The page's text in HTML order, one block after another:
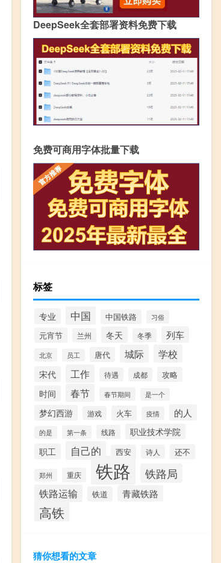
DeepSeek全套部署资料免费下载
免费可商用字体批量下载
标签
专业 中国 中国铁路 习俗
元宵节 兰州 冬天 冬季 列车
北京 员工 唐代 城际 学校
宋代 工作 待遇 成都 攻略
时间 春节 春节期间 是一个
梦幻西游 游戏 火车 疫情 的人
的是 第一条 线路
职业技术学院
职工
自己的 西安 诗人 还不
郑州 重庆 铁路 铁路局
铁路运输 铁道 青藏铁路
高铁
猜你想看的文章